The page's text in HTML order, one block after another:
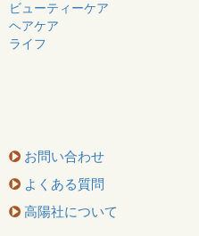
ビューティーケア
ヘアケア
ライフ
お問い合わせ
よくある質問
高陽社について